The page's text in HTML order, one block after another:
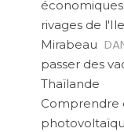
rivages de
Mirabeau
passer des
Thaïlande
Comprendre